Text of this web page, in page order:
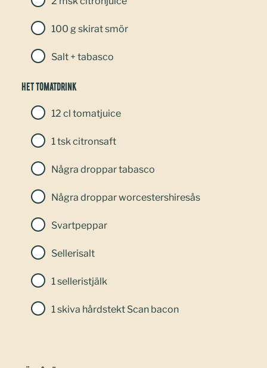
100 g skirat smör
Salt + tabasco
Het tomatdrink
12 cl tomatjuice
1 tsk citronsaft
Några droppar tabasco
Några droppar worcestershiresås
Svartpeppar
Sellerisalt
1 selleristjälk
1 skiva hårdstekt Scan bacon